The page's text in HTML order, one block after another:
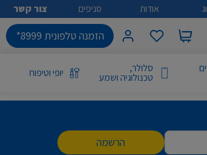
אודות סניפים צור קשר
הזמנה טלפונית 8999*
סלולר,
טכנולוגיה ושמע יופי וטיפוח
הרשמה